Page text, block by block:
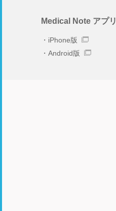
Medical Note アプリ
iPhone版
Android版